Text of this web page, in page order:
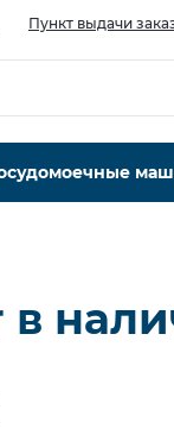
Пункт выдачи